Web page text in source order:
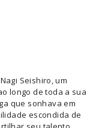
Seishiro, um
longo de toda a sua
que sonhava em
escondida de